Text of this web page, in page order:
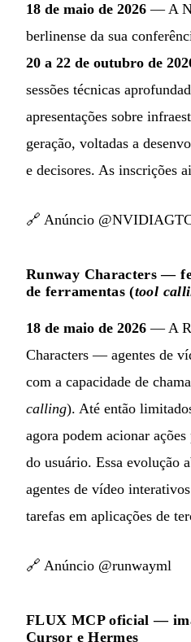
18 de maio de 2026 — A
berlinense da sua
20 a 22 de outubro de
sessões técnicas
apresentações sobre
geração, voltadas a
e decisores. As inscrições
🔗 Anúncio
Runway Characters —
de ferramentas (tool
18 de maio de 2026 — A
Characters — agentes de
com a capacidade de
calling). Até então
agora podem acionar
do usuário. Essa evolução
agentes de vídeo
tarefas em aplicações de
🔗 Anúncio @runwayml
FLUX MCP oficial —
Cursor e Hermes